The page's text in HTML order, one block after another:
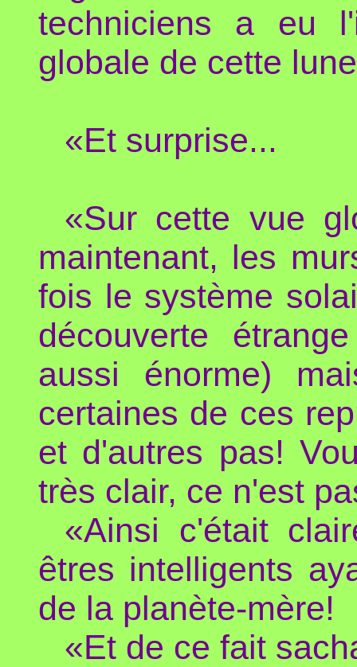
techniciens a eu
globale de cette
«Et surprise...
«Sur cette vue
maintenant, les
fois le système
découverte
aussi énorme)
certaines de ces
et d'autres pas!
très clair, ce n'est
«Ainsi c'était
êtres intelligents
de la planète-mère!
«Et de ce fait